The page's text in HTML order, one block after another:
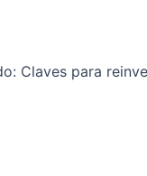
Claves para